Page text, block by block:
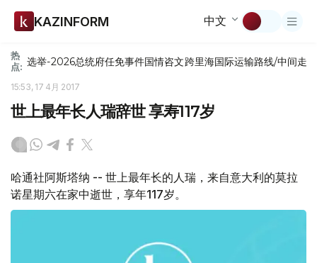
KAZINFORM 中文
热
点: 选举-2026总统府任免事件国情咨文跨里海国际运输路线/中间走廊
15:53, 17 4月 2017
世上最年长人瑞辞世 享寿117岁
哈通社阿斯塔纳 -- 世上最年长的人瑞，来自意大利的莫拉
诺星期六在家中逝世，享年117岁。